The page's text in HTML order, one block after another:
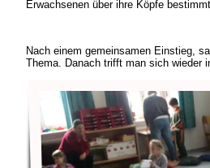
Erwachsenen über ihre Köpfe
Nach einem gemeinsamen Einstieg,
Thema. Danach trifft man sich wieder